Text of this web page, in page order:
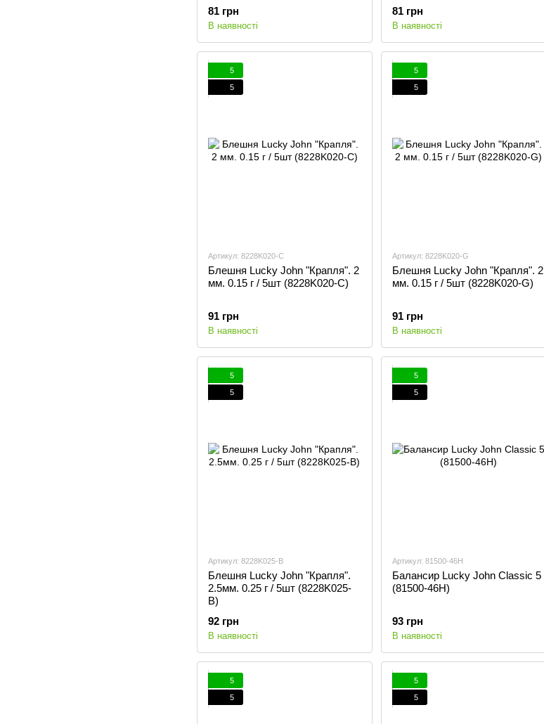
81 грн
В наявності
81 грн
В наявності
5
5
Артикул: 8228K020-C
Блешня Lucky John "Крапля". 2
мм. 0.15 г / 5шт (8228K020-C)
91 грн
В наявності
5
5
Артикул: 8228K020-G
Блешня Lucky John "Крапля". 2
мм. 0.15 г / 5шт (8228K020-G)
91 грн
В наявності
5
5
Артикул: 8228K025-B
Блешня Lucky John "Крапля".
2.5мм. 0.25 г / 5шт (8228K025-
B)
92 грн
В наявності
5
5
Артикул: 81500-46H
Балансир Lucky John Classic 5
(81500-46H)
93 грн
В наявності
5
5
5
5